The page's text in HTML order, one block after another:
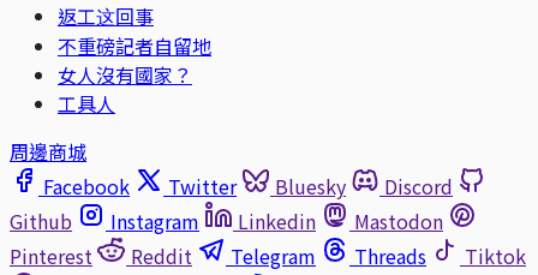
返工这回事
不重磅記者自留地
女人沒有國家？
工具人
周邊商城
Facebook
Twitter Bluesky
Discord
Github
Instagram Linkedin
Mastodon
Pinterest
Reddit Telegram Threads
Tiktok